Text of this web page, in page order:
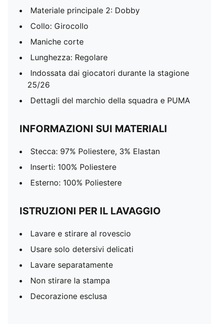
Materiale principale 2: Dobby
Collo: Girocollo
Maniche corte
Lunghezza: Regolare
Indossata dai giocatori durante la stagione
25/26
Dettagli del marchio della squadra e PUMA
INFORMAZIONI SUI MATERIALI
Stecca: 97% Poliestere, 3% Elastan
Inserti: 100% Poliestere
Esterno: 100% Poliestere
ISTRUZIONI PER IL LAVAGGIO
Lavare e stirare al rovescio
Usare solo detersivi delicati
Lavare separatamente
Non stirare la stampa
Decorazione esclusa